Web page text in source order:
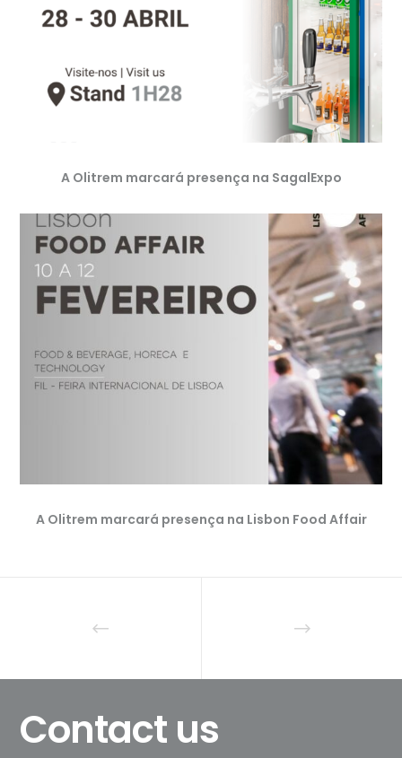
A Olitrem marcará presença na SagalExpo
A Olitrem marcará presença na Lisbon Food Affair
Contact us